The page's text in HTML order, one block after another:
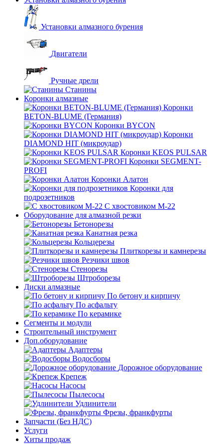
Установки алмазного бурения
Двигатели
Ручные дрели
Станины
Коронки алмазные
Коронки
BETON-BLUME (Германия)
Коронки BYCON
Коронки
DIAMOND HIT (микроудар)
Коронки KEOS PULSAR
Коронки SEGMENT-
PROFI
Коронки Алатон
Коронки для
подрозетников
С хвостовиком М-22
Оборудование для алмазной резки
Бетонорезы
Канатная резка
Кольцерезы
Плиткорезы и камнерезы
Резчики швов
Стенорезы
Штроборезы
Диски алмазные
По бетону и кирпичу
По асфальту
По керамике
Сегменты и модули
Строительный инструмент
Доп.оборудование
Адаптеры
Водосборы
Дорожное оборудование
Крепеж
Насосы
Пылесосы
Удлинители
Фрезы, франкфурты
Запчасти (Без НДС)
Услуги
Хиты продаж